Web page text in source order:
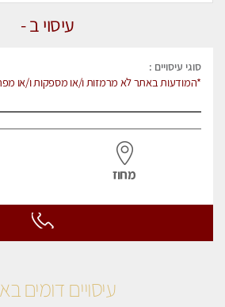
עיסוי ב -
סוגי עיסויים :
*המודעות באתר לא מרמזות ו/או מספקות ו/או
מחוז
עיסויים דומים